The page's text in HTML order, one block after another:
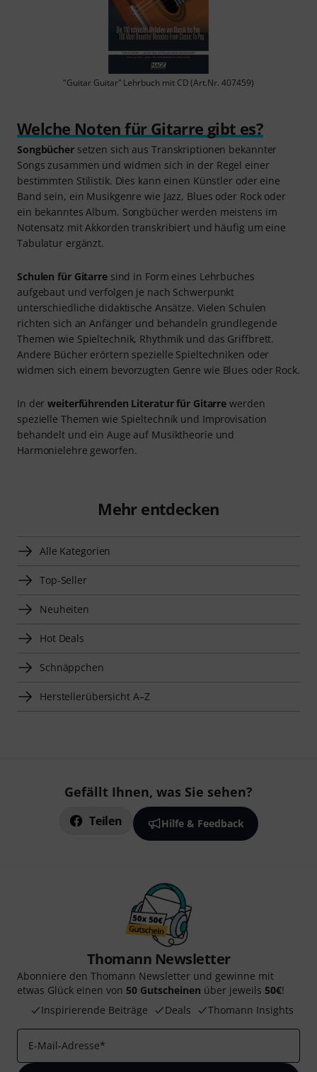
"Guitar Guitar" Lehrbuch mit CD (Art.Nr. 407459)
Welche Noten für Gitarre gibt es?
Songbüchersetzen sich aus Transkriptionen bekannter
Songs zusammen und widmen sich in der Regel einer
bestimmten Stilistik. Dies kann einen Künstler oder eine
Band sein, ein Musikgenre wie Jazz, Blues oder Rock oder
ein bekanntes Album. Songbücher werden meistens im
Notensatz mit Akkorden transkribiert und häufig um eine
Tabulatur ergänzt.
Schulen für Gitarresind in Form eines Lehrbuches
aufgebaut und verfolgen je nach Schwerpunkt
unterschiedliche didaktische Ansätze. Vielen Schulen
richten sich an Anfänger und behandeln grundlegende
Themen wie Spieltechnik, Rhythmik und das Griffbrett.
Andere Bücher erörtern spezielle Spieltechniken oder
widmen sich einem bevorzugten Genre wie Blues oder Rock.
In derweiterführenden Literatur für Gitarre werden
spezielle Themen wie Spieltechnik und Improvisation
behandelt und ein Auge auf Musiktheorie und
Harmonielehre geworfen.
Mehr entdecken
Alle Kategorien
Top-Seller
Neuheiten
Hot Deals
Schnäppchen
Herstellerübersicht A–Z
Gefällt Ihnen, was Sie sehen?
Teilen Hilfe & Feedback
Thomann Newsletter
Abonniere den Thomann Newsletter und gewinne mit
etwas Glück einen von 50 Gutscheinen über jeweils 50€!
Inspirierende Beiträge
Deals Thomann Insights
E-Mail-Adresse*